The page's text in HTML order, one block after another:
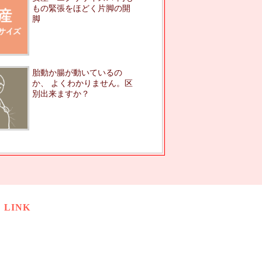
もの緊張をほどく片脚の開
脚
胎動か腸が動いているの
か、 よくわかりません。区
別出来ますか？
LINK